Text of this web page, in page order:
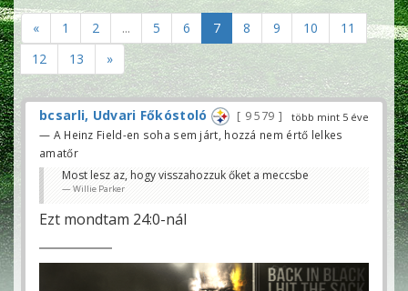
« 1 2 ... 5 6 7 8 9 10
11
12
13 »
több mint 5 éve
bcsarli, Udvari Főkóstoló 9 579
— A Heinz Field-en soha sem járt, hozzá nem értő lelkes
amatőr
Most lesz az, hogy visszahozzuk őket a meccsbe
Willie Parker
Ezt mondtam 24:0-nál